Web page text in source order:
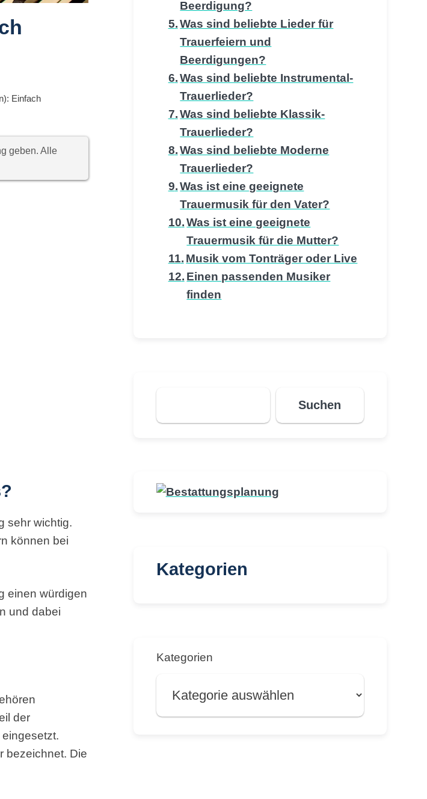
Einfach
geben. Alle
sehr wichtig.
können bei
einen würdigen
und dabei
der
bezeichnet. Die
Beerdigung?
Was sind beliebte Lieder für
Trauerfeiern und
Beerdigungen?
Was sind beliebte Instrumental-
Trauerlieder?
Was sind beliebte Klassik-
Trauerlieder?
Was sind beliebte Moderne
Trauerlieder?
Was ist eine geeignete
Trauermusik für den Vater?
Was ist eine geeignete
Trauermusik für die Mutter?
Musik vom Tonträger oder Live
Einen passenden Musiker
finden
Suchen
Suchen
Kategorien
Kategorien